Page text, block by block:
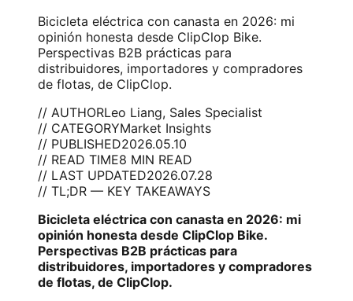
Bicicleta eléctrica con canasta en 2026: mi
opinión honesta desde ClipClop Bike.
Perspectivas B2B prácticas para
distribuidores, importadores y compradores
de flotas, de ClipClop.
// AUTHORLeo Liang, Sales Specialist
// CATEGORYMarket Insights
// PUBLISHED2026.05.10
// READ TIME8 MIN READ
// LAST UPDATED2026.07.28
// TL;DR — KEY TAKEAWAYS
Bicicleta eléctrica con canasta en 2026: mi
opinión honesta desde ClipClop Bike.
Perspectivas B2B prácticas para
distribuidores, importadores y compradores
de flotas, de ClipClop.